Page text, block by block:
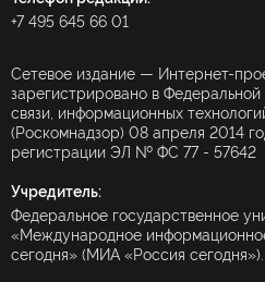
+7 495 645 66 01
Сетевое издание — Интернет-
зарегистрировано в
связи, информационных
(Роскомнадзор) 08 апреля 2014
регистрации ЭЛ № ФС 77 - 57642
Учредитель:
Федеральное государственное
«Международное
сегодня» (МИА «Россия сегодня»).